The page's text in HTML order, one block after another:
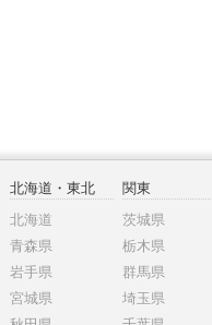
北海道・東北
北海道
青森県
岩手県
宮城県
関東
茨城県
栃木県
群馬県
埼玉県